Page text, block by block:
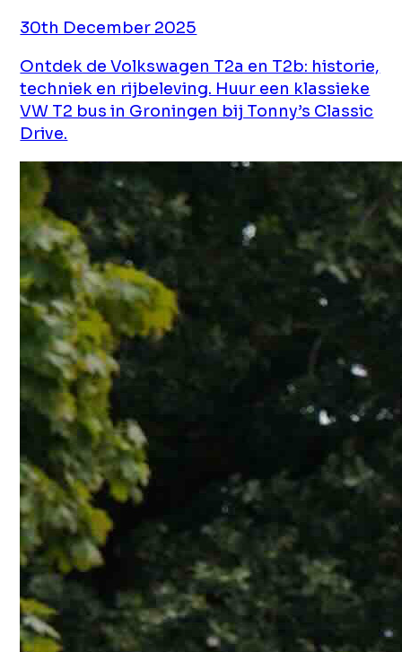
30th December 2025
Ontdek de Volkswagen T2a en T2b: historie,
techniek en rijbeleving. Huur een klassieke
VW T2 bus in Groningen bij Tonny’s Classic
Drive.